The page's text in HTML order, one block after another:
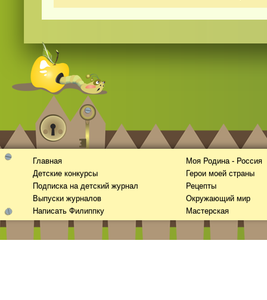
Главная
Детские конкурсы
Подписка на детский журнал
Выпуски журналов
Написать Филиппку
Моя Родина - Россия
Герои моей страны
Рецепты
Окружающий мир
Мастерская